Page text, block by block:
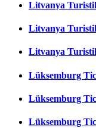
Litvanya
Litvanya
Litvanya
Lüksemburg
Lüksemburg
Lüksemburg